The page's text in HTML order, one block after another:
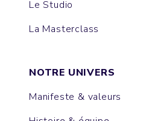
Le Studio
La Masterclass
NOTRE UNIVERS
Manifeste & valeurs